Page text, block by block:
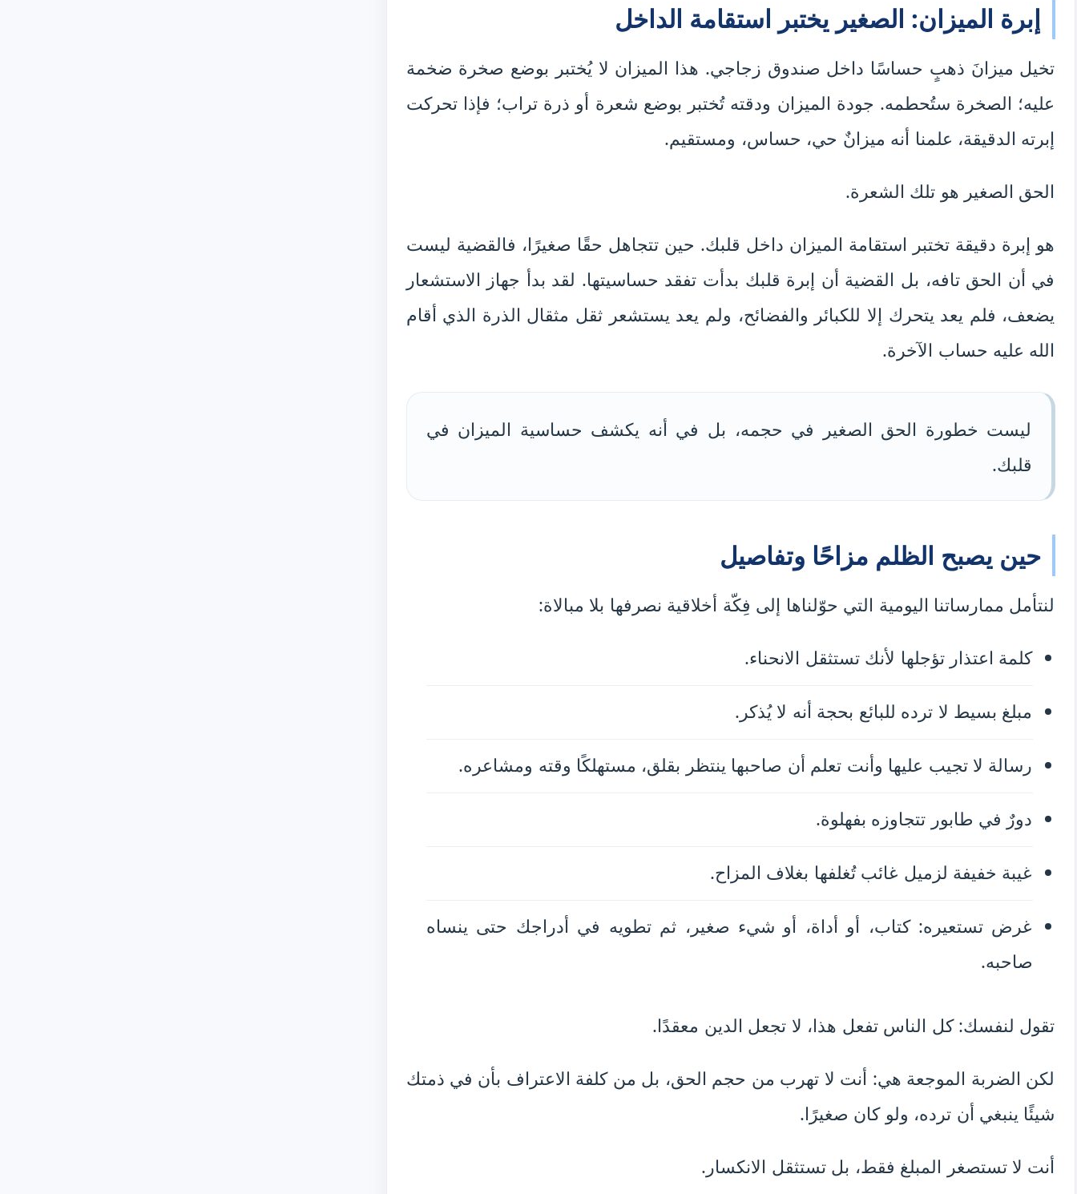
إبرة الميزان: الصغير يختبر استقامة الداخل
تخيل ميزانَ ذهبٍ حساسًا داخل صندوق زجاجي. هذا الميزان لا يُختبر بوضع صخرة ضخمة
عليه؛ الصخرة ستُحطمه. جودة الميزان ودقته تُختبر بوضع شعرة أو ذرة تراب؛ فإذا تحركت
إبرته الدقيقة، علمنا أنه ميزانٌ حي، حساس، ومستقيم.
الحق الصغير هو تلك الشعرة.
هو إبرة دقيقة تختبر استقامة الميزان داخل قلبك. حين تتجاهل حقًا صغيرًا، فالقضية ليست
في أن الحق تافه، بل القضية أن إبرة قلبك بدأت تفقد حساسيتها. لقد بدأ جهاز الاستشعار
يضعف، فلم يعد يتحرك إلا للكبائر والفضائح، ولم يعد يستشعر ثقل مثقال الذرة الذي أقام
الله عليه حساب الآخرة.
ليست خطورة الحق الصغير في حجمه، بل في أنه يكشف حساسية الميزان في
قلبك.
حين يصبح الظلم مزاحًا وتفاصيل
لنتأمل ممارساتنا اليومية التي حوّلناها إلى فِكّة أخلاقية نصرفها بلا مبالاة:
كلمة اعتذار تؤجلها لأنك تستثقل الانحناء.
مبلغ بسيط لا ترده للبائع بحجة أنه لا يُذكر.
رسالة لا تجيب عليها وأنت تعلم أن صاحبها ينتظر بقلق، مستهلكًا وقته ومشاعره.
دورٌ في طابور تتجاوزه بفهلوة.
غيبة خفيفة لزميل غائب تُغلفها بغلاف المزاح.
غرض تستعيره: كتاب، أو أداة، أو شيء صغير، ثم تطويه في أدراجك حتى ينساه
صاحبه.
تقول لنفسك: كل الناس تفعل هذا، لا تجعل الدين معقدًا.
لكن الضربة الموجعة هي: أنت لا تهرب من حجم الحق، بل من كلفة الاعتراف بأن في ذمتك
شيئًا ينبغي أن ترده، ولو كان صغيرًا.
أنت لا تستصغر المبلغ فقط، بل تستثقل الانكسار.